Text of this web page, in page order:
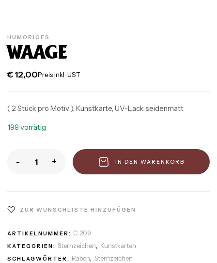
HUMORIGES
WAAGE
€12,00Preis inkl. UST
( 2 Stück pro Motiv ), Kunstkarte, UV-Lack seidenmatt
199 vorrätig
- + IN DEN WARENKORB
ZUR WUNSCHLISTE HINZUFÜGEN
ARTIKELNUMMER: C 209
KATEGORIEN: Sternzeichen, Kunstkarten
SCHLAGWÖRTER: Raben, Sternzeichen